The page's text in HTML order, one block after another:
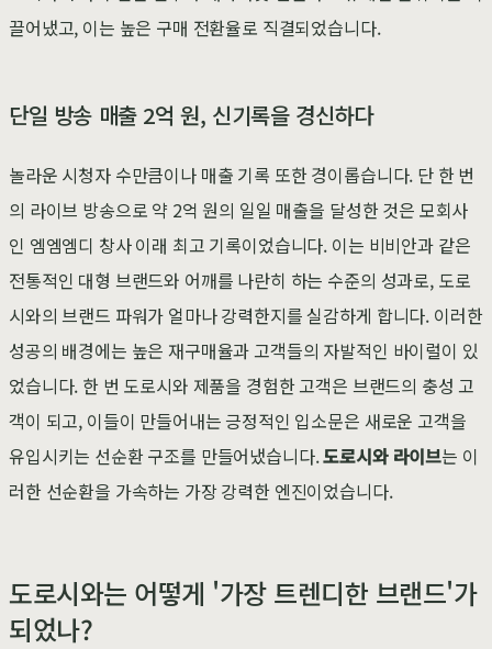
끌어냈고, 이는 높은 구매 전환율로 직결되었습니다.
단일 방송 매출 2억 원, 신기록을 경신하다
놀라운 시청자 수만큼이나 매출 기록 또한 경이롭습니다. 단 한 번
의 라이브 방송으로 약 2억 원의 일일 매출을 달성한 것은 모회사
인 엠엠엠디 창사 이래 최고 기록이었습니다. 이는 비비안과 같은
전통적인 대형 브랜드와 어깨를 나란히 하는 수준의 성과로, 도로
시와의 브랜드 파워가 얼마나 강력한지를 실감하게 합니다. 이러한
성공의 배경에는 높은 재구매율과 고객들의 자발적인 바이럴이 있
었습니다. 한 번 도로시와 제품을 경험한 고객은 브랜드의 충성 고
객이 되고, 이들이 만들어내는 긍정적인 입소문은 새로운 고객을
유입시키는 선순환 구조를 만들어냈습니다.도로시와 라이브는 이
러한 선순환을 가속하는 가장 강력한 엔진이었습니다.
도로시와는 어떻게 '가장 트렌디한 브랜드'가
되었나?